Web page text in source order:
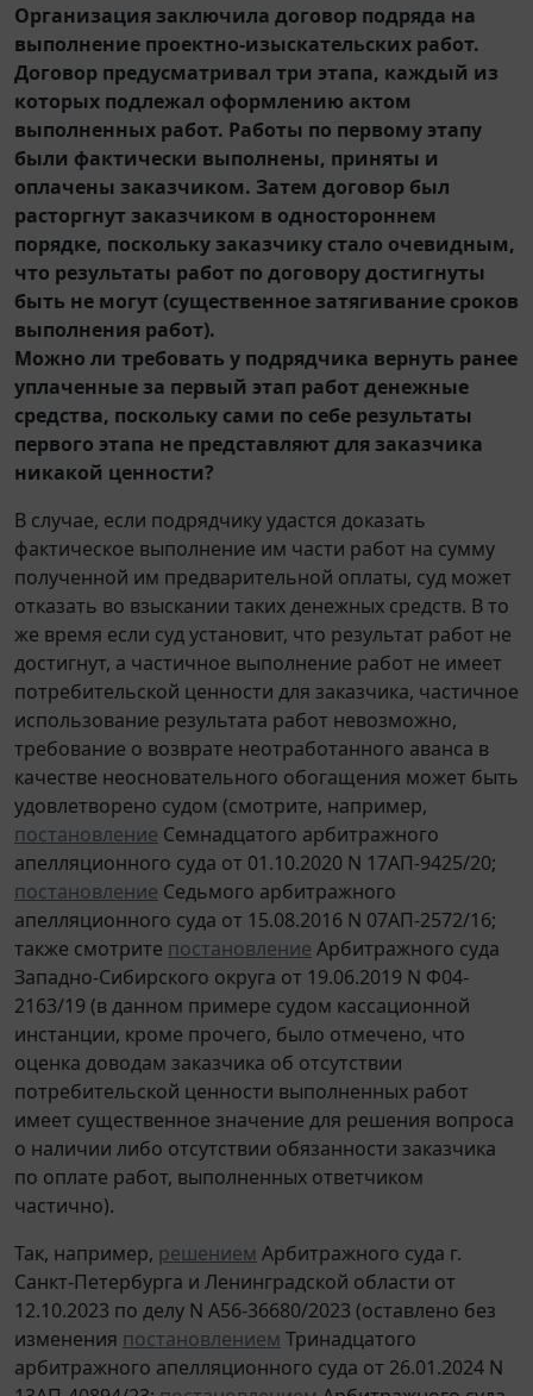
Организация заключила договор подряда на
выполнение проектно-изыскательских работ.
Договор предусматривал три этапа, каждый из
которых подлежал оформлению актом
выполненных работ. Работы по первому этапу
были фактически выполнены, приняты и
оплачены заказчиком. Затем договор был
расторгнут заказчиком в одностороннем
порядке, поскольку заказчику стало очевидным,
что результаты работ по договору достигнуты
быть не могут (существенное затягивание сроков
выполнения работ).
Можно ли требовать у подрядчика вернуть ранее
уплаченные за первый этап работ денежные
средства, поскольку сами по себе результаты
первого этапа не представляют для заказчика
никакой ценности?
В случае, если подрядчику удастся доказать
фактическое выполнение им части работ на сумму
полученной им предварительной оплаты, суд может
отказать во взыскании таких денежных средств. В то
же время если суд установит, что результат работ не
достигнут, а частичное выполнение работ не имеет
потребительской ценности для заказчика, частичное
использование результата работ невозможно,
требование о возврате неотработанного аванса в
качестве неосновательного обогащения может быть
удовлетворено судом (смотрите, например,
постановление Семнадцатого арбитражного
апелляционного суда от 01.10.2020 N 17АП-9425/20;
постановление Седьмого арбитражного
апелляционного суда от 15.08.2016 N 07АП-2572/16;
также смотрите постановление Арбитражного суда
Западно-Сибирского округа от 19.06.2019 N Ф04-
2163/19 (в данном примере судом кассационной
инстанции, кроме прочего, было отмечено, что
оценка доводам заказчика об отсутствии
потребительской ценности выполненных работ
имеет существенное значение для решения вопроса
о наличии либо отсутствии обязанности заказчика
по оплате работ, выполненных ответчиком
частично).
Так, например, решением Арбитражного суда г.
Санкт-Петербурга и Ленинградской области от
12.10.2023 по делу N А56-36680/2023 (оставлено без
изменения постановлением Тринадцатого
арбитражного апелляционного суда от 26.01.2024 N